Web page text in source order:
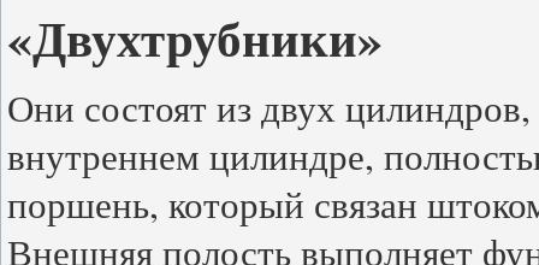
«Двухтрубники»
Они состоят из двух
внутреннем цилиндре,
поршень, который связан
Внешняя полость выполняет